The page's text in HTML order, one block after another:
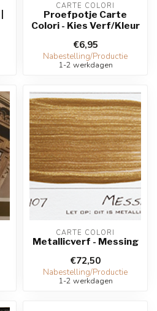
CARTE COLORI
Proefpotje Carte
Colori - Kies Verf/Kleur
€6,95
Nabestelling/Productie
1-2 werkdagen
CARTE COLORI
Metallicverf - Messing
€72,50
Nabestelling/Productie
1-2 werkdagen